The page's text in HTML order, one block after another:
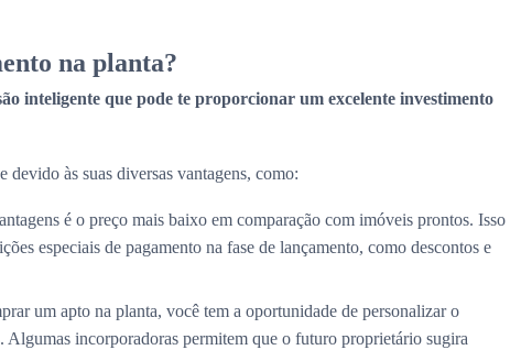
na planta?
inteligente que pode te proporcionar um excelente investimento
devido às suas diversas vantagens, como:
é o preço mais baixo em comparação com imóveis prontos. Isso
especiais de pagamento na fase de lançamento, como descontos e
um apto na planta, você tem a oportunidade de personalizar o
Algumas incorporadoras permitem que o futuro proprietário sugira